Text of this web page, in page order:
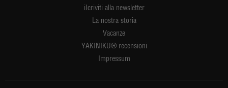
iIcriviti alla newsletter
La nostra storia
Vacanze
YAKINIKU® recensioni
Impressum